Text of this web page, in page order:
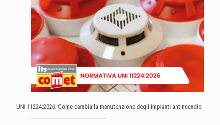
UNI 11224:2026: Come cambia la manutenzione degli impianti antincendio